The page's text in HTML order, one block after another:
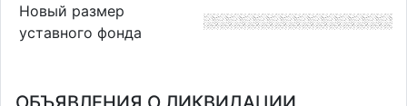
Новый размер
уставного фонда